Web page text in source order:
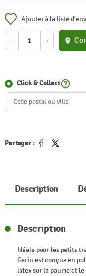
Ajouter à la liste
- + location_on
Click & Collecthelp_outline
Partager :
Partager
Tweet
Description
Description
Idéale pour les petits
Gerin est conçue en
latex sur la paume et